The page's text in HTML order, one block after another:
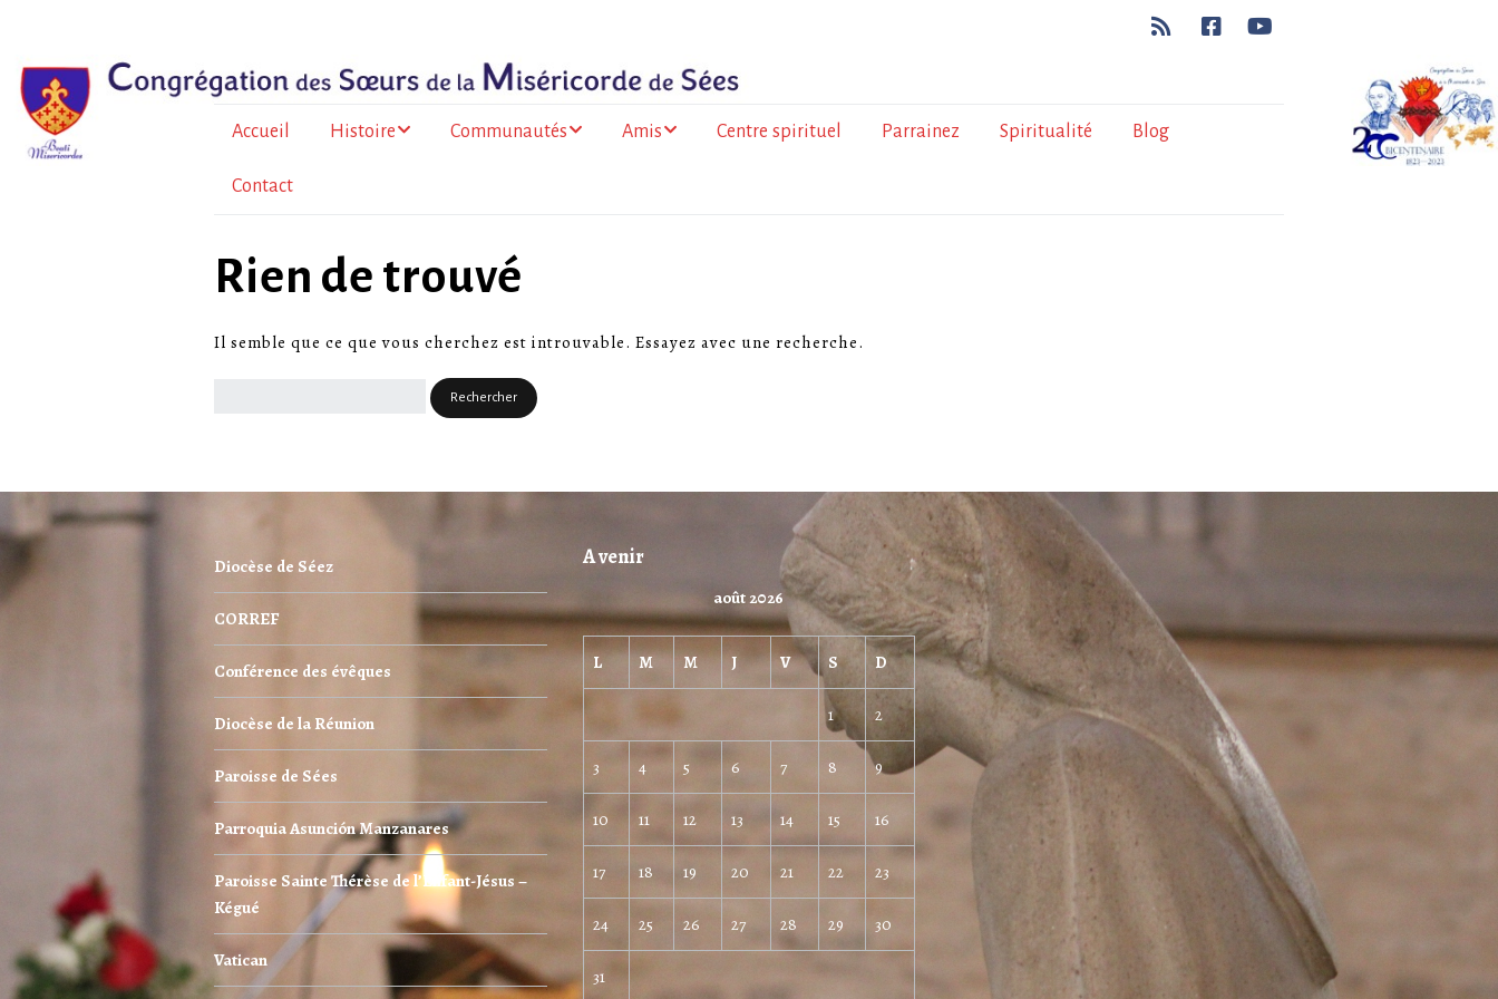
Accueil Histoire
Congrégation
Communautés
À l’Île de la Réunion
La formation des
Amis Centre spirituel Parrainez Spiritualité Blog
Contact
Rien de trouvé
Il semble que ce que vous cherchez est introuvable. Essayez avec une recherche.
Diocèse de Séez
CORREF
Conférence des évêques
Diocèse de la Réunion
Paroisse de Sées
Parroquia Asunción Manzanares
Paroisse Sainte Thérèse de l’Enfant-Jésus –
Kégué
Vatican
A venir
août 2026
L M M J V S D
1 2
3 4 5 6 7 8 9
10 11 12 13 14 15 16
17 18 19 20 21 22 23
24 25 26 27 28 29 30
31